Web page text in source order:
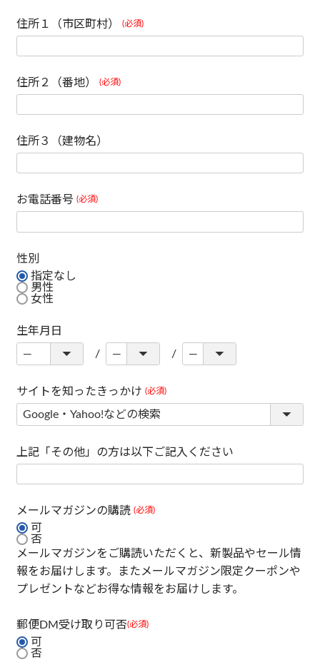
住所１（市区町村） (必須)
住所２（番地） (必須)
住所３（建物名）
お電話番号 (必須)
性別
指定なし
男性
女性
生年月日
サイトを知ったきっかけ (必須)
上記「その他」の方は以下ご記入ください
メールマガジンの購読 (必須)
可
否
メールマガジンをご購読いただくと、新製品やセール情
報をお届けします。またメールマガジン限定クーポンや
プレゼントなどお得な情報をお届けします。
郵便DM受け取り可否(必須)
可
否